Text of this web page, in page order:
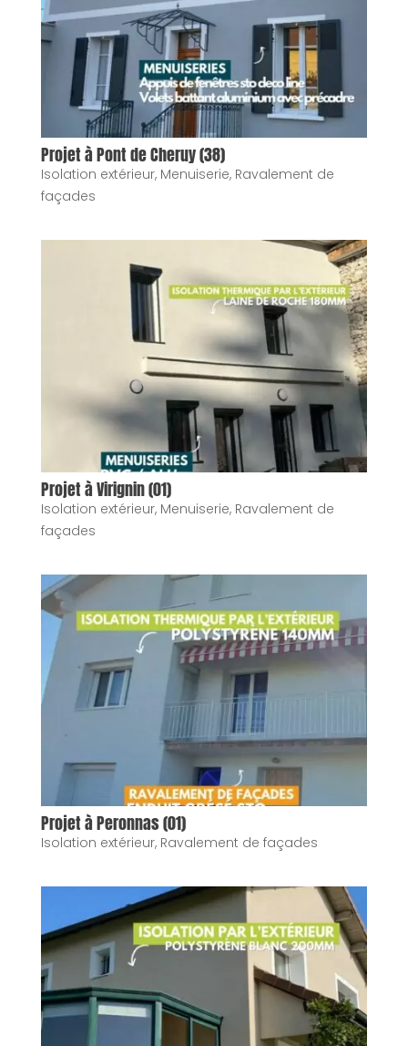
Projet à Pont de Cheruy (38)
Isolation extérieur, Menuiserie, Ravalement de
façades
Projet à Virignin (01)
Isolation extérieur, Menuiserie, Ravalement de
façades
Projet à Peronnas (01)
Isolation extérieur, Ravalement de façades